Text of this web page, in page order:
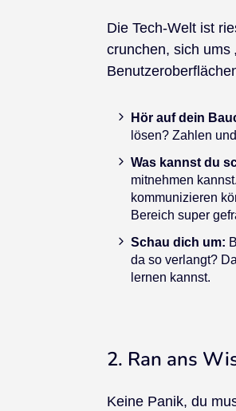
Die Tech-Welt ist
crunchen, sich ums
Hör auf dein
lösen? Zahlen
Was kannst du
mitnehmen
kommunizieren
Bereich super
Schau dich um:
da so verlangt?
lernen kannst.
2. Ran ans
Keine Panik, du